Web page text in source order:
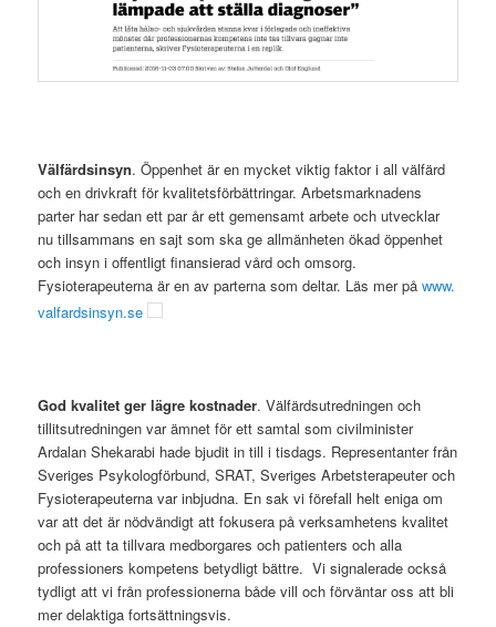
Välfärdsinsyn. Öppenhet är en mycket viktig faktor i all välfärd
och en drivkraft för kvalitetsförbättringar. Arbetsmarknadens
parter har sedan ett par år ett gemensamt arbete och utvecklar
nu tillsammans en sajt som ska ge allmänheten ökad öppenhet
och insyn i offentligt finansierad vård och omsorg.
Fysioterapeuterna är en av parterna som deltar. Läs mer påwww.
valfardsinsyn.se
God kvalitet ger lägre kostnader. Välfärdsutredningen och
tillitsutredningen var ämnet för ett samtal som civilminister
Ardalan Shekarabi hade bjudit in till i tisdags. Representanter från
Sveriges Psykologförbund, SRAT, Sveriges Arbetsterapeuter och
Fysioterapeuterna var inbjudna. En sak vi förefall helt eniga om
var att det är nödvändigt att fokusera på verksamhetens kvalitet
och på att ta tillvara medborgares och patienters och alla
professioners kompetens betydligt bättre. Vi signalerade också
tydligt att vi från professionerna både vill och förväntar oss att bli
mer delaktiga fortsättningsvis.